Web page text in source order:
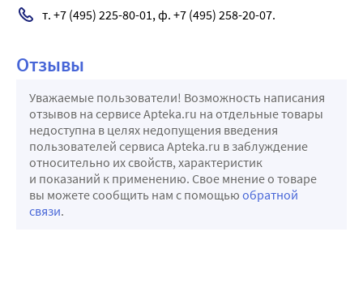
т. +7 (495) 225-80-01, ф. +7 (495) 258-20-07.
Отзывы
Уважаемые пользователи! Возможность написания
отзывов на сервисе Apteka.ru на отдельные товары
недоступна в целях недопущения введения
пользователей сервиса Apteka.ru в заблуждение
относительно их свойств, характеристик
и показаний к применению. Свое мнение о товаре
вы можете сообщить нам с помощью обратной
связи.